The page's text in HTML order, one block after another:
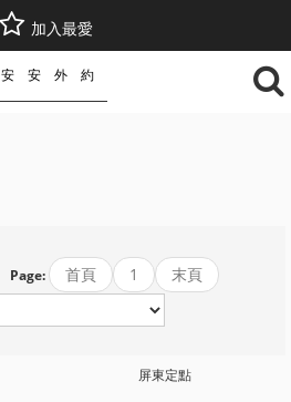
加入最愛
安安外約
Page: 首頁 1 末頁
屏東定點